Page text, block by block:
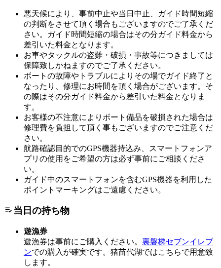
悪天候により、事前中止や当日中止、ガイド時間短縮
の判断をさせて頂く場合もございますのでご了承くだ
さい。ガイド時間短縮の場合はその分ガイド料金から
差引いた料金となります。
お車やタックルの盗難・破損・事故等につきましては
保障致しかねますのでご了承ください。
ボートの故障やトラブルによりその場でガイド終了と
なったり、修理にお時間を頂く場合がございます。そ
の際はその分ガイド料金から差引いた料金となりま
す。
お客様の不注意によりボート備品を破損された場合は
修理費を負担して頂く事もございますのでご注意くだ
さい。
航路確認目的でのGPS機器持込み、スマートフォンア
プリの使用をご希望の方は必ず事前にご相談くださ
い。
ガイド中のスマートフォンを含むGPS機器を利用した
ポイントマーキングはご遠慮ください。
当日の持ち物
遊漁券
遊漁券は事前にご購入ください。 裏磐梯セブンイレブ
ンでの購入が確実です。猪苗代湖ではこちらで用意致
します。